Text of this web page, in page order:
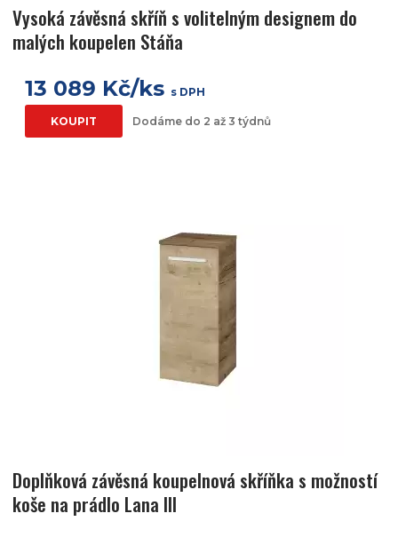
Vysoká závěsná skříň s volitelným designem do
malých koupelen Stáňa
13 089 Kč/ks s DPH
KOUPIT Dodáme do 2 až 3 týdnů
Doplňková závěsná koupelnová skříňka s možností
koše na prádlo Lana III